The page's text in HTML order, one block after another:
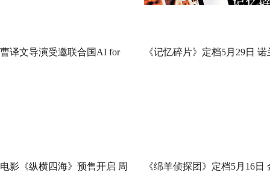
曹译文导演受邀联合国AI for 《记忆碎片》定档5月29日 诺
电影《纵横四海》预售开启 周 《绵羊侦探团》定档5月16日